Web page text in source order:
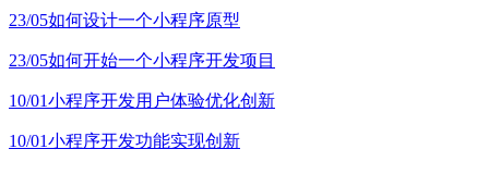
23/05如何设计一个小程序原型
23/05如何开始一个小程序开发项目
10/01小程序开发用户体验优化创新
10/01小程序开发功能实现创新